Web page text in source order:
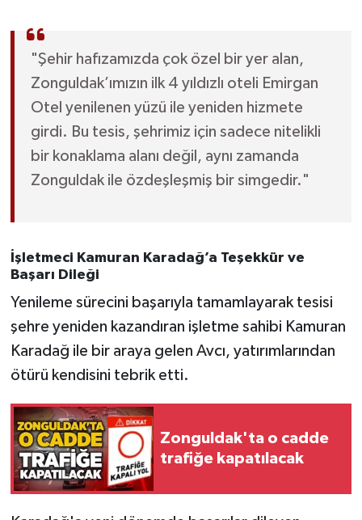
"Şehir hafızamızda çok özel bir yer alan,
Zonguldak’ımızın ilk 4 yıldızlı oteli Emirgan
Otel yenilenen yüzü ile yeniden hizmete
girdi. Bu tesis, şehrimiz için sadece nitelikli
bir konaklama alanı değil, aynı zamanda
Zonguldak ile özdeşleşmiş bir simgedir."
İşletmeci Kamuran Karadağ’a Teşekkür ve
Başarı Dileği
Yenileme sürecini başarıyla tamamlayarak tesisi
şehre yeniden kazandıran işletme sahibi Kamuran
Karadağ ile bir araya gelen Avcı, yatırımlarından
ötürü kendisini tebrik etti.
Zonguldak'ta o cadde
trafiğe kapatılacak
Spor
Ulusal
Yaşam